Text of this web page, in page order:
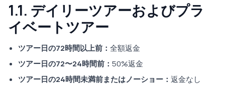
1.1. デイリーツアーおよびプラ
イベートツアー
ツアー日の72時間以上前： 全額返金
ツアー日の72〜24時間前： 50%返金
ツアー日の24時間未満前またはノーショー： 返金なし